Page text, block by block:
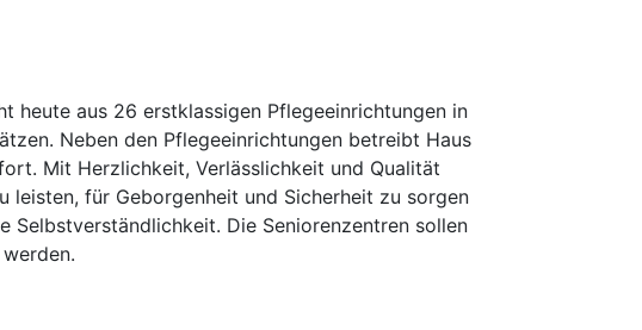
heute aus 26 erstklassigen Pflegeeinrichtungen in
Neben den Pflegeeinrichtungen betreibt Haus
Mit Herzlichkeit, Verlässlichkeit und Qualität
für Geborgenheit und Sicherheit zu sorgen
Selbstverständlichkeit. Die Seniorenzentren sollen